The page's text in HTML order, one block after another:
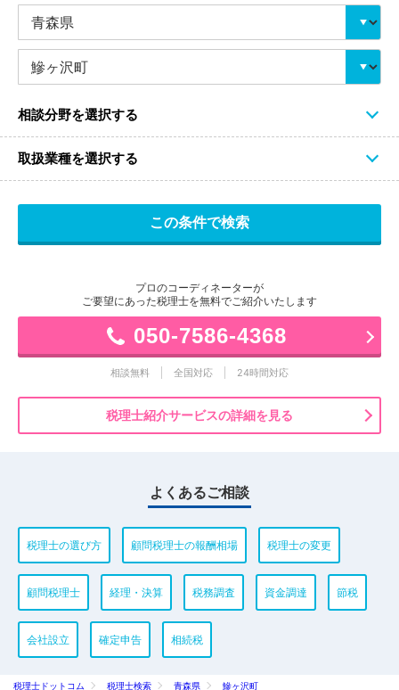
相談分野を選択する
取扱業種を選択する
プロのコーディネーターが
ご要望にあった税理士を無料でご紹介いたします
050-7586-4368
相談無料 全国対応 24時間対応
税理士紹介サービスの詳細を見る
よくあるご相談
税理士の選び方 顧問税理士の報酬相場 税理士の変更
顧問税理士 経理・決算 税務調査 資金調達 節税
会社設立 確定申告 相続税
税理士ドットコム 税理士検索 青森県 鰺ヶ沢町